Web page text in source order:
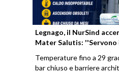
Legnago, il NurSind
Mater Salutis:
Temperature fino a 29
bar chiuso e barriere